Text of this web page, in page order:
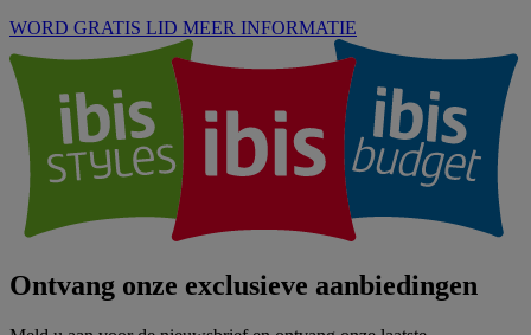
WORD GRATIS LID MEER INFORMATIE
Ontvang onze exclusieve aanbiedingen